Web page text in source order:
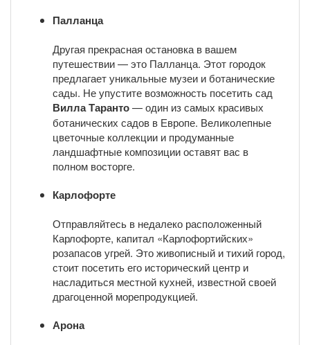
Палланца
Другая прекрасная остановка в вашем
путешествии — это Палланца. Этот городок
предлагает уникальные музеи и ботанические
сады. Не упустите возможность посетить сад
Вилла Таранто— один из самых красивых
ботанических садов в Европе. Великолепные
цветочные коллекции и продуманные
ландшафтные композиции оставят вас в
полном восторге.
Карлофорте
Отправляйтесь в недалеко расположенный
Карлофорте, капитал «Карлофортийских»
розапасов угрей. Это живописный и тихий город,
стоит посетить его исторический центр и
насладиться местной кухней, известной своей
драгоценной морепродукцией.
Арона